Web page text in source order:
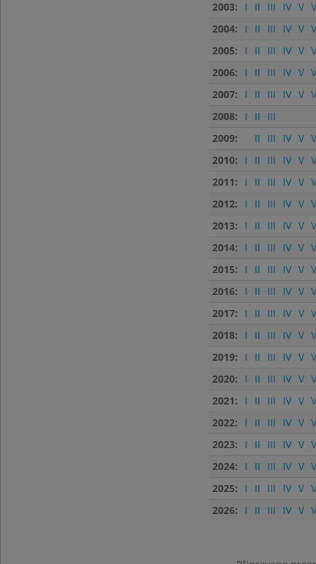
2003:
I II III IV V
2004:
I II III IV V
2005:
I II III IV V
2006:
I II III IV V
2007:
I II III IV V
2008:
I II
III
2009:
II III IV V
2010:
I II III IV V
2011:
I II III IV V
2012:
I II III IV V
2013:
I II III IV V
2014:
I II III IV V
2015:
I II III IV V
2016:
I II III IV V
2017:
I II III IV V
2018:
I II III IV V
2019:
I II III IV V
2020:
I II III IV V
2021:
I II III IV V
2022:
I II III IV V
2023:
I II III IV V
2024:
I II III IV V
2025:
I II III IV V
2026:
I II III IV V